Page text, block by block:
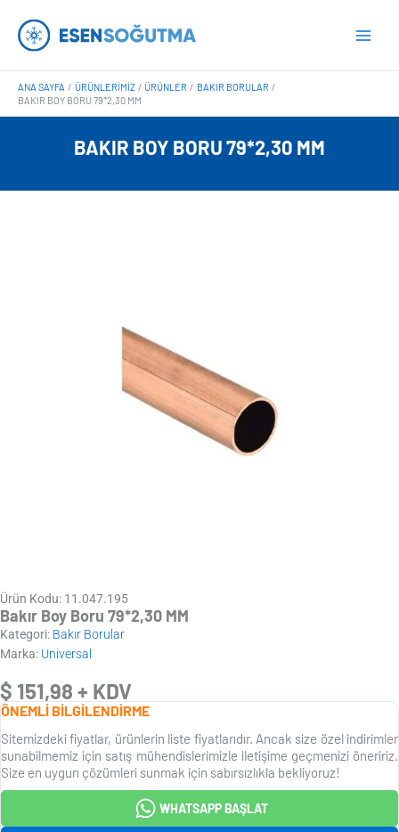
atla
ANA SAYFA ÜRÜNLERIMIZ ÜRÜNLER
BAKIR BORULAR
BAKIR BOY BORU 79*2,30 MM
BAKIR BOY BORU 79*2,30 MM
Ürün Kodu: 11.047.195
Bakır Boy Boru 79*2,30 MM
Kategori: Bakır Borular
Marka: Universal
$ 151,98 + KDV
ÖNEMLİ BİLGİLENDİRME
Sitemizdeki fiyatlar, ürünlerin liste fiyatlarıdır. Ancak size özel indirimler
sunabilmemiz için satış mühendislerimizle iletişime geçmenizi öneririz.
Size en uygun çözümleri sunmak için sabırsızlıkla bekliyoruz!
WHATSAPP BAŞLAT